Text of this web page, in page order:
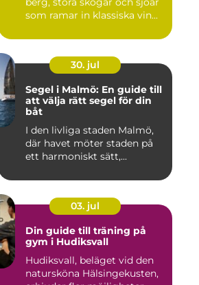
som ramar in klassiska vin...
30. jul
Segel i Malmö: En guide till
att välja rätt segel för din
båt
I den livliga staden Malmö,
där havet möter staden på
ett harmoniskt sätt,...
03. jul
Din guide till träning på
gym i Hudiksvall
Hudiksvall, beläget vid den
natursköna Hälsingekusten,